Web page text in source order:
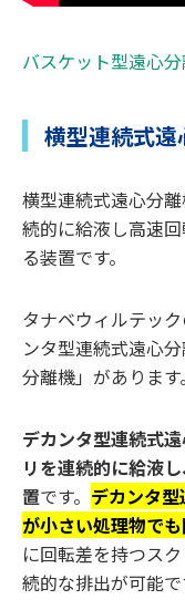
バスケット型遠心
横型連続式遠
横型連続式遠心分
続的に給液し高速
る装置です。
タナベウィルテッ
ンタ型連続式遠心
分離機」があります。
デカンタ型連続式
リを連続的に給液
置です。 デカンタ
が小さい処理物で
に回転差を持つス
続的な排出が可能で